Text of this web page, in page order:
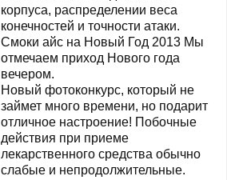
корпуса, распределении веса
конечностей и точности атаки.
Смоки айс на Новый Год 2013 Мы
отмечаем приход Нового года
вечером.
Новый фотоконкурс, который не
займет много времени, но подарит
отличное настроение! Побочные
действия при приеме
лекарственного средства обычно
слабые и непродолжительные.